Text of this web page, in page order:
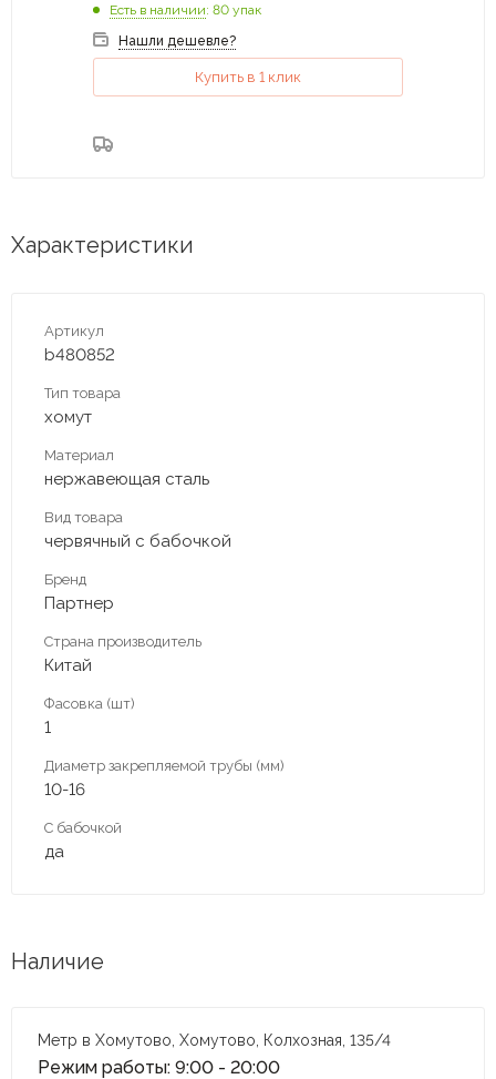
Есть в наличии: 80 упак
Нашли дешевле?
Купить в 1 клик
Характеристики
Артикул
b480852
Тип товара
хомут
Материал
нержавеющая сталь
Вид товара
червячный с бабочкой
Бренд
Партнер
Страна производитель
Китай
Фасовка (шт)
1
Диаметр закрепляемой трубы (мм)
10-16
С бабочкой
да
Наличие
Метр в Хомутово, Хомутово, Колхозная, 135/4
Режим работы: 9:00 - 20:00